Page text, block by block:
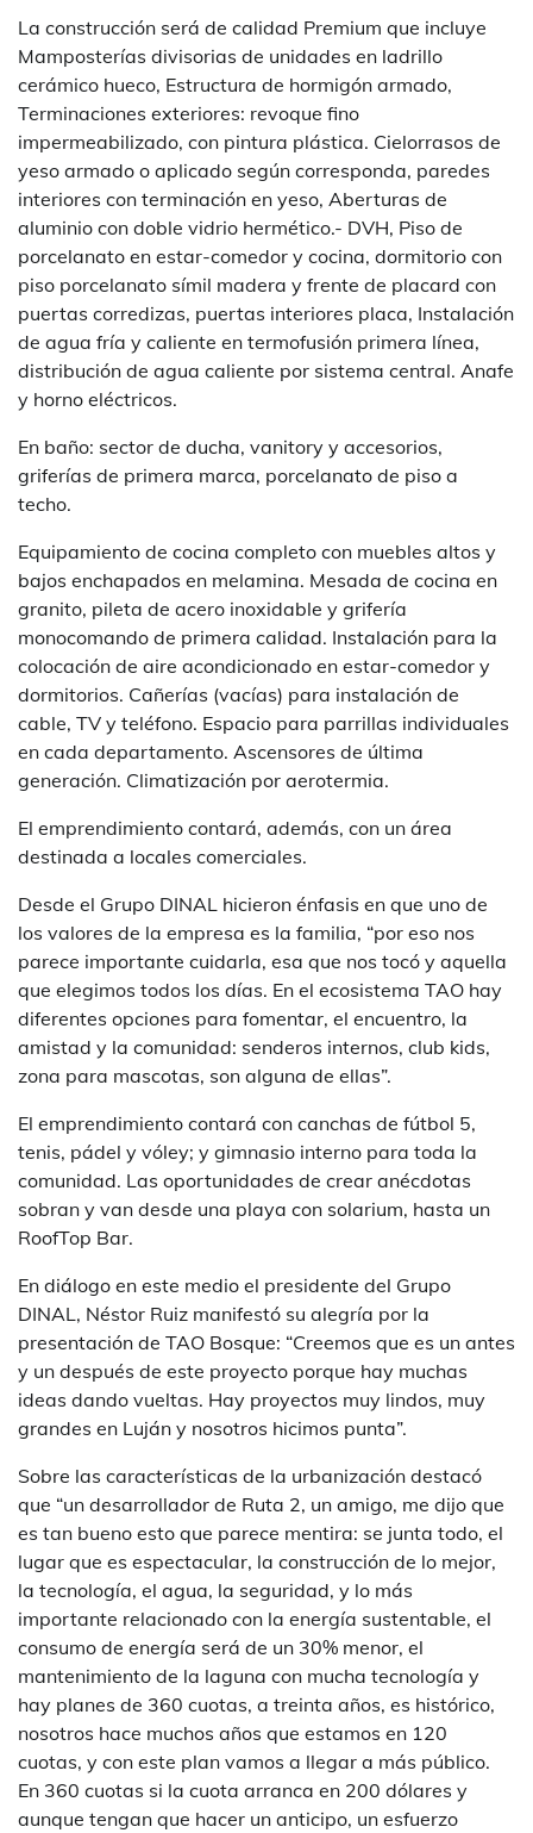
La construcción será de calidad Premium que incluye
Mamposterías divisorias de unidades en ladrillo
cerámico hueco, Estructura de hormigón armado,
Terminaciones exteriores: revoque fino
impermeabilizado, con pintura plástica. Cielorrasos de
yeso armado o aplicado según corresponda, paredes
interiores con terminación en yeso, Aberturas de
aluminio con doble vidrio hermético.- DVH, Piso de
porcelanato en estar-comedor y cocina, dormitorio con
piso porcelanato símil madera y frente de placard con
puertas corredizas, puertas interiores placa, Instalación
de agua fría y caliente en termofusión primera línea,
distribución de agua caliente por sistema central. Anafe
y horno eléctricos.
En baño: sector de ducha, vanitory y accesorios,
griferías de primera marca, porcelanato de piso a
techo.
Equipamiento de cocina completo con muebles altos y
bajos enchapados en melamina. Mesada de cocina en
granito, pileta de acero inoxidable y grifería
monocomando de primera calidad. Instalación para la
colocación de aire acondicionado en estar-comedor y
dormitorios. Cañerías (vacías) para instalación de
cable, TV y teléfono. Espacio para parrillas individuales
en cada departamento. Ascensores de última
generación. Climatización por aerotermia.
El emprendimiento contará, además, con un área
destinada a locales comerciales.
Desde el Grupo DINAL hicieron énfasis en que uno de
los valores de la empresa es la familia, “por eso nos
parece importante cuidarla, esa que nos tocó y aquella
que elegimos todos los días. En el ecosistema TAO hay
diferentes opciones para fomentar, el encuentro, la
amistad y la comunidad: senderos internos, club kids,
zona para mascotas, son alguna de ellas”.
El emprendimiento contará con canchas de fútbol 5,
tenis, pádel y vóley; y gimnasio interno para toda la
comunidad. Las oportunidades de crear anécdotas
sobran y van desde una playa con solarium, hasta un
RoofTop Bar.
En diálogo en este medio el presidente del Grupo
DINAL, Néstor Ruiz manifestó su alegría por la
presentación de TAO Bosque: “Creemos que es un antes
y un después de este proyecto porque hay muchas
ideas dando vueltas. Hay proyectos muy lindos, muy
grandes en Luján y nosotros hicimos punta”.
Sobre las características de la urbanización destacó
que “un desarrollador de Ruta 2, un amigo, me dijo que
es tan bueno esto que parece mentira: se junta todo, el
lugar que es espectacular, la construcción de lo mejor,
la tecnología, el agua, la seguridad, y lo más
importante relacionado con la energía sustentable, el
consumo de energía será de un 30% menor, el
mantenimiento de la laguna con mucha tecnología y
hay planes de 360 cuotas, a treinta años, es histórico,
nosotros hace muchos años que estamos en 120
cuotas, y con este plan vamos a llegar a más público.
En 360 cuotas si la cuota arranca en 200 dólares y
aunque tengan que hacer un anticipo, un esfuerzo